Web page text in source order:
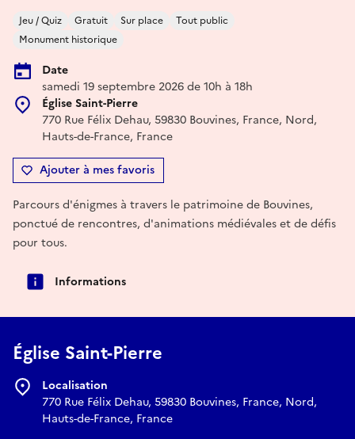
Jeu / Quiz Gratuit Sur place
Tout public
Monument historique
Date
samedi 19 septembre 2026 de 10h à 18h
Église Saint-Pierre
770 Rue Félix Dehau, 59830 Bouvines, France, Nord,
Hauts-de-France, France
Ajouter à mes favoris
Parcours d'énigmes à travers le patrimoine de Bouvines,
ponctué de rencontres, d'animations médiévales et de défis
pour tous.
Informations
Église Saint-Pierre
Localisation
770 Rue Félix Dehau, 59830 Bouvines, France, Nord,
Hauts-de-France, France